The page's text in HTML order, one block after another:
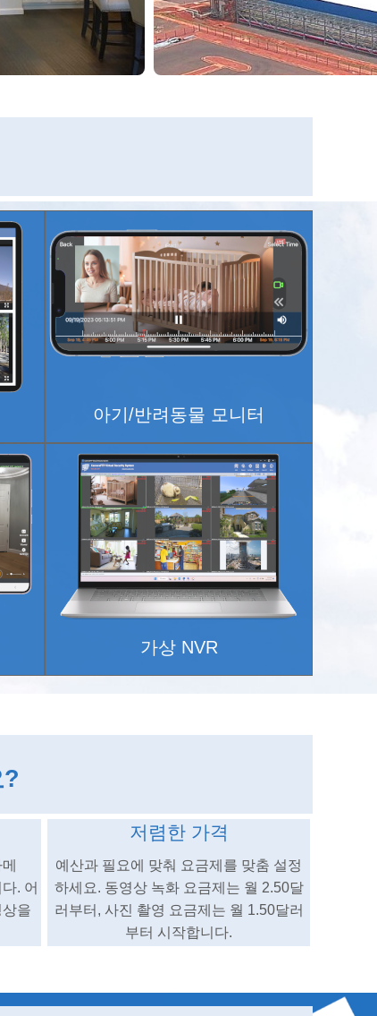
아기/반려동물 모니터
가상 NVR
. 어
을
저렴한 가격
예산과 필요에 맞춰 요금제를 맞춤 설정
하세요. 동영상 녹화 요금제는 월 2.50달
러부터, 사진 촬영 요금제는 월 1.50달러
부터 시작합니다.